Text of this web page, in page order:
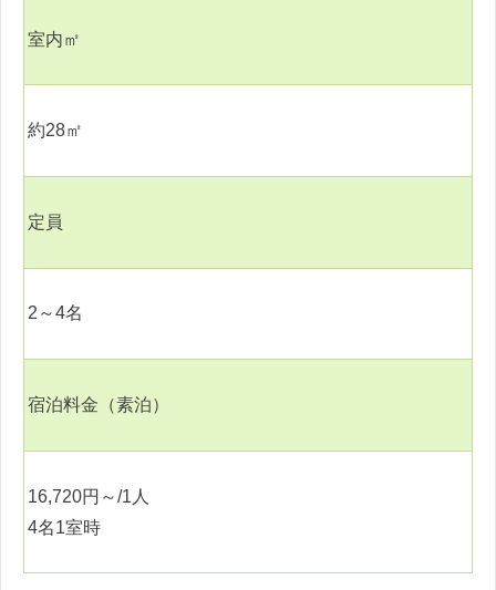
室内㎡
約28㎡
定員
2 ～4名
宿泊料金（素泊）
16,720円～/1 人
4名1室時